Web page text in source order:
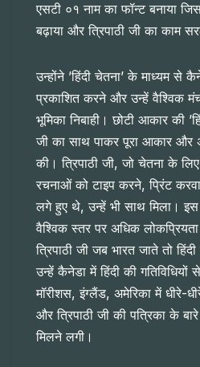
एसटी ०१ नाम का फॉन्ट बनाया
बढ़ाया और त्रिपाठी जी का काम
उन्होंने ’हिंदी चेतना’ के माध्यम
प्रकाशित करने और उन्हें वैश्विक
भूमिका निबाही। छोटी आकार की
जी का साथ पाकर पूरा आकार और
की। त्रिपाठी जी, जो चेतना के
रचनाओं को टाइप करने, प्रिंट
लगे हुए थे, उन्हें भी साथ मिला। इस
वैश्विक स्तर पर अधिक
त्रिपाठी जी जब भारत जाते तो
उन्हें कैनेडा में हिंदी की
मॉरीशस, इंग्लैंड, अमेरिका में धीरे-
और त्रिपाठी जी की पत्रिका के
मिलने लगी।